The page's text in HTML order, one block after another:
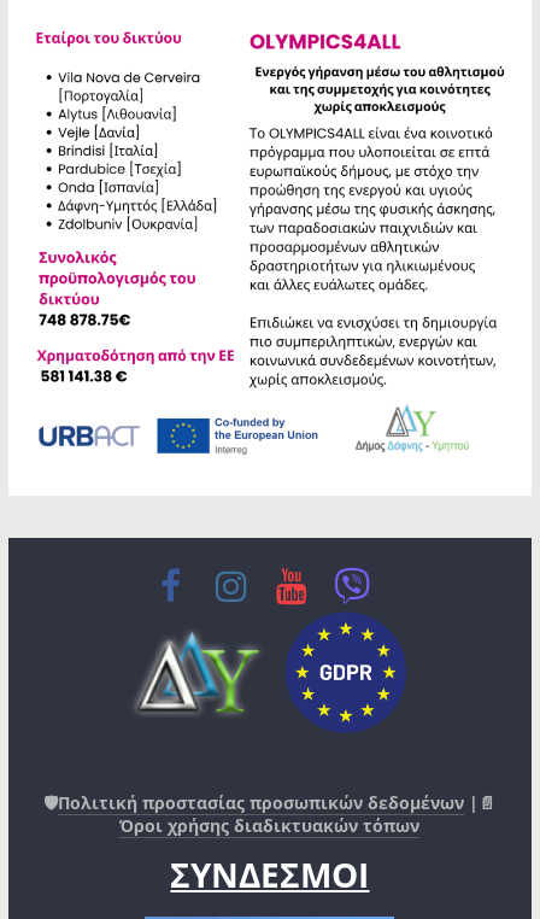
🛡️Πολιτική προστασίας προσωπικών δεδομένων |📄
Όροι χρήσης διαδικτυακών τόπων
ΣΥΝΔΕΣΜΟΙ